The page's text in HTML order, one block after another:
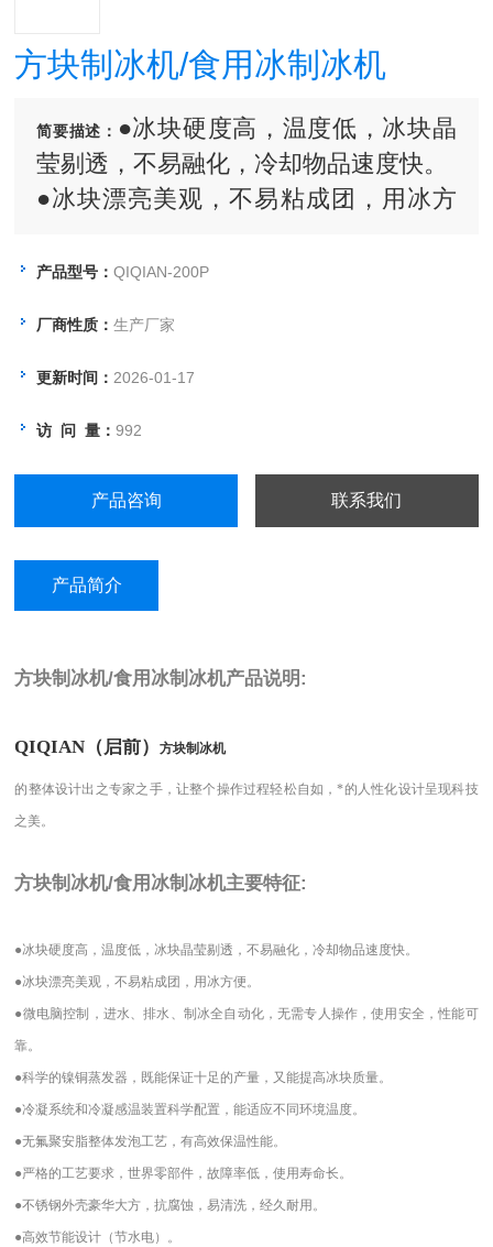
方块制冰机/食用冰制冰机
简要描述： ●冰块硬度高，温度低，冰块晶
莹剔透，不易融化，冷却物品速度快。
●冰块漂亮美观，不易粘成团，用冰方
●微电脑控制，进水、排水、制冰全自
可靠。
●科学的镍铜蒸发器，既能保证十足的
●冷凝系统和冷凝感温装置科学配置，
能适应不同环境温度。
●无氟聚安脂整体发泡工艺，有高效保
产品型号：QIQIAN-200P
厂商性质：生产厂家
更新时间：2026-01-17
访 问 量：992
产品咨询 联系我们
产品简介
方块制冰机/食用冰制冰机产品说明:
QIQIAN（启前）方块制冰机
的整体设计出之专家之手，让整个操作过程轻松自如，*的人性化设计呈现科技
之美。
方块制冰机/食用冰制冰机主要特征:
●冰块硬度高，温度低，冰块晶莹剔透，不易融化，冷却物品速度快。
●冰块漂亮美观，不易粘成团，用冰方便。
●微电脑控制，进水、排水、制冰全自动化，无需专人操作，使用安全，性能可
靠。
●科学的镍铜蒸发器，既能保证十足的产量，又能提高冰块质量。
●冷凝系统和冷凝感温装置科学配置，能适应不同环境温度。
●无氟聚安脂整体发泡工艺，有高效保温性能。
●严格的工艺要求，世界零部件，故障率低，使用寿命长。
●不锈钢外壳豪华大方，抗腐蚀，易清洗，经久耐用 。
●高效节能设计（节水电）。